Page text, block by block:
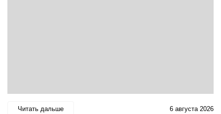
Читать дальше 6 августа 2026